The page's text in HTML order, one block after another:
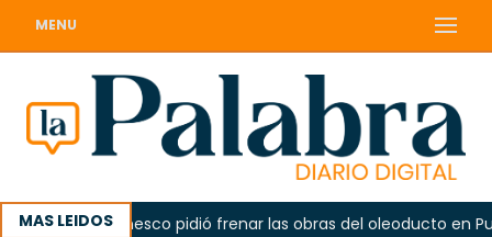
MENU
MAS LEIDOS
La Unesco pidió frenar las obras del oleoducto en